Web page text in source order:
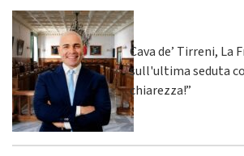
Cava de’ Tirreni, La
sull'ultima seduta
chiarezza!”